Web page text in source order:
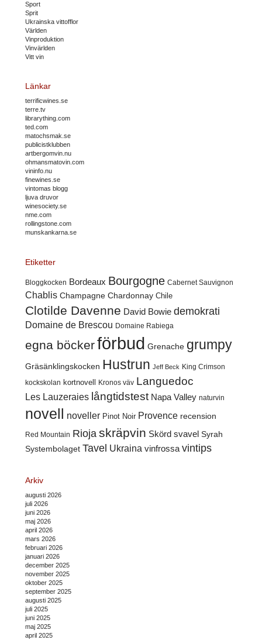
Sport
Sprit
Ukrainska vittofflor
Världen
Vinproduktion
Vinvärlden
Vitt vin
Länkar
terrificwines.se
terre.tv
librarything.com
ted.com
matochsmak.se
publicistklubben
artbergomvin.nu
ohmansmatovin.com
vininfo.nu
finewines.se
vintomas blogg
ljuva druvor
winesociety.se
nme.com
rollingstone.com
munskankarna.se
Etiketter
Bloggkocken Bordeaux Bourgogne Cabernet Sauvignon
Chablis Champagne Chardonnay Chile
Clotilde Davenne David Bowie demokrati
Domaine de Brescou Domaine Rabiega
egna böckerförbud Grenache grumpy
Gräsänklingskocken Hustrun Jeff Beck King Crimson
kockskolan kortnovell Kronos väv Languedoc
Les Lauzeraies långtidstest Napa Valley naturvin
novell noveller Pinot Noir Provence recension
Red Mountain Rioja skräpvin Skörd svavel Syrah
Systembolaget Tavel Ukraina vinfrossa vintips
Arkiv
augusti 2026
juli 2026
juni 2026
maj 2026
april 2026
mars 2026
februari 2026
januari 2026
december 2025
november 2025
oktober 2025
september 2025
augusti 2025
juli 2025
juni 2025
maj 2025
april 2025